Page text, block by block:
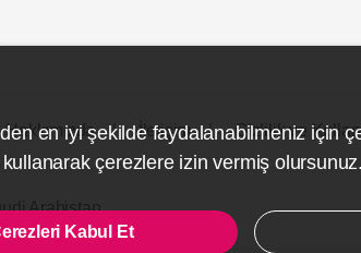
Hakkımızda İletişim Gizlilik ve
Arabistan
en iyi şekilde faydalanabilmeniz için
çerezlere izin vermiş
Kabul Et